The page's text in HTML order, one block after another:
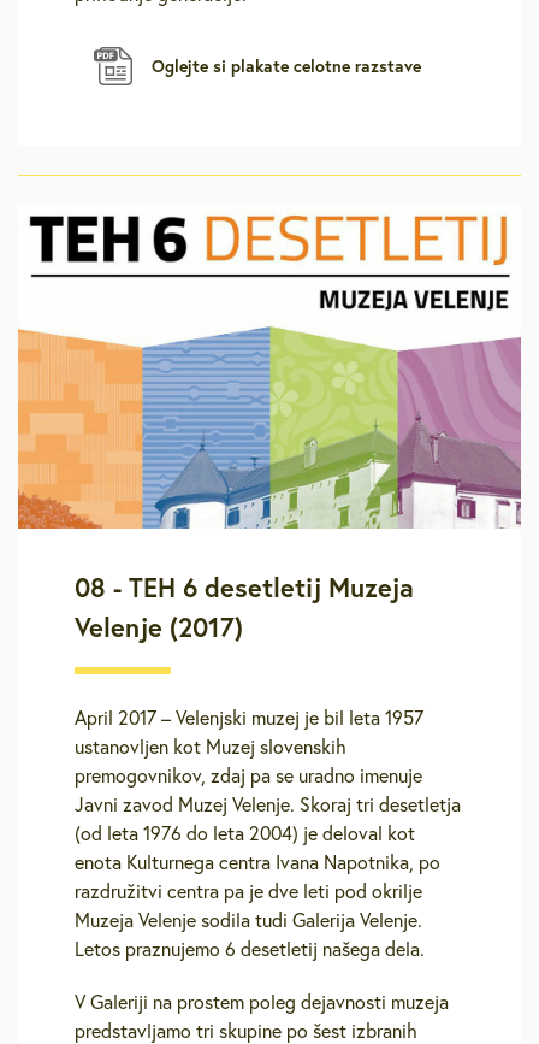
Oglejte si plakate celotne razstave
08 - TEH 6 desetletij Muzeja
Velenje (2017)
April 2017 – Velenjski muzej je bil leta 1957
ustanovljen kot Muzej slovenskih
premogovnikov, zdaj pa se uradno imenuje
Javni zavod Muzej Velenje. Skoraj tri desetletja
(od leta 1976 do leta 2004) je deloval kot
enota Kulturnega centra Ivana Napotnika, po
razdružitvi centra pa je dve leti pod okrilje
Muzeja Velenje sodila tudi Galerija Velenje.
Letos praznujemo 6 desetletij našega dela.
V Galeriji na prostem poleg dejavnosti muzeja
predstavljamo tri skupine po šest izbranih